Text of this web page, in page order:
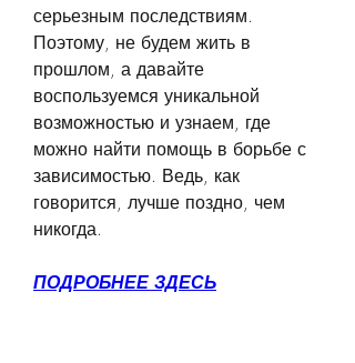
серьезным последствиям.
Поэтому, не будем жить в
прошлом, а давайте
воспользуемся уникальной
возможностью и узнаем, где
можно найти помощь в борьбе с
зависимостью. Ведь, как
говорится, лучше поздно, чем
никогда.
ПОДРОБНЕЕ ЗДЕСЬ